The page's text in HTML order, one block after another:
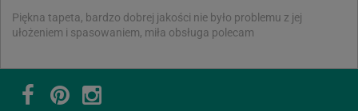
Piękna tapeta, bardzo dobrej jakości nie było problemu z jej
ułożeniem i spasowaniem, miła obsługa polecam